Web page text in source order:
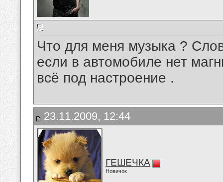
Что для меня музыка ?
если в автомобиле нет
всё под настроение .
23.11.2009, 12:44
ГЕШЕЧКА
Новичок